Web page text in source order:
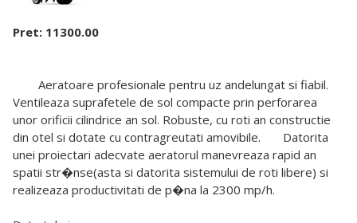
Pret: 11300.00
Aeratoare profesionale pentru uz andelungat si fiabil.
Ventileaza suprafetele de sol compacte prin perforarea
unor orificii cilindrice an sol. Robuste, cu roti an constructie
din otel si dotate cu contragreutati amovibile. Datorita
unei proiectari adecvate aeratorul manevreaza rapid an
spatii str�nse(asta si datorita sistemului de roti libere) si
realizeaza productivitati de p�na la 2300 mp/h.